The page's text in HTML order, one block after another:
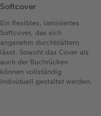
Softcover
Ein flexibles, laminiertes
Softcover, das sich
angenehm durchblättern
lässt. Sowohl das Cover als
auch der Buchrücken
können vollständig
individuell gestaltet werden.